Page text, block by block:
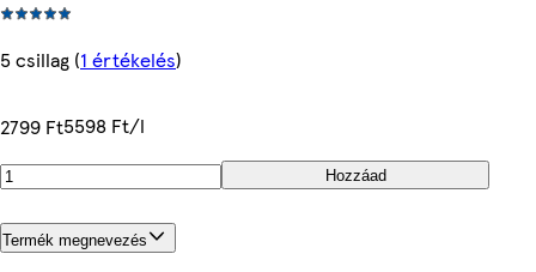
5 csillag (1 értékelés)
2799 Ft5598 Ft/l
Hozzáad
Termék megnevezés